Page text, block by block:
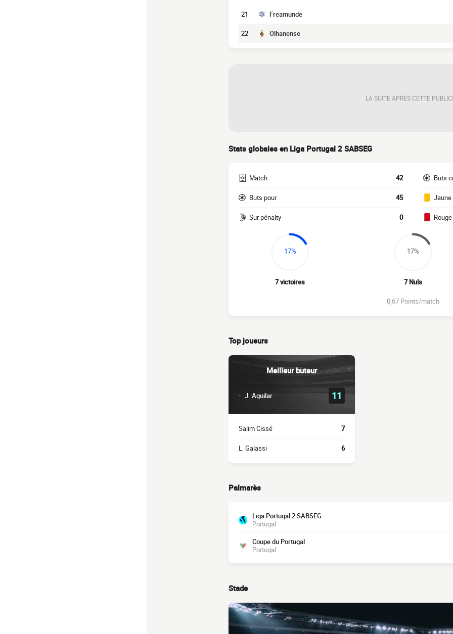
21 Freamunde
22 Olhanense
LA SUITE APRÈS CETTE
Stats globales en Liga Portugal 2 SABSEG
Match 42
Buts pour 45
Sur pénalty 0
Buts
Jaune
Rouge
17%
7 victoires
17%
7 Nuls
0,67 Points/match
Top joueurs
Meilleur buteur
J. Aguilar 11
Salim Cissé 7
L. Galassi 6
Palmarès
Liga Portugal 2 SABSEG
Portugal
Coupe du Portugal
Portugal
Stade